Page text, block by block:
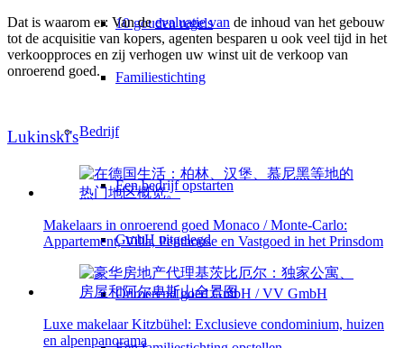
10 gouden regels
Familiestichting
Bedrijf
Een bedrijf opstarten
GmbH uitgelegd
Onroerend goed GmbH / VV GmbH
Dat is waarom er: Van deevaluatie van de inhoud van het gebouw
tot de acquisitie van kopers, agenten besparen u ook veel tijd in het
verkoopproces en zij verhogen uw winst uit de verkoop van
onroerend goed.
Lukinski's
Makelaars in onroerend goed Monaco / Monte-Carlo:
Appartement, Villa, Penthouse en Vastgoed in het Prinsdom
Luxe makelaar Kitzbühel: Exclusieve condominium, huizen
en alpenpanorama